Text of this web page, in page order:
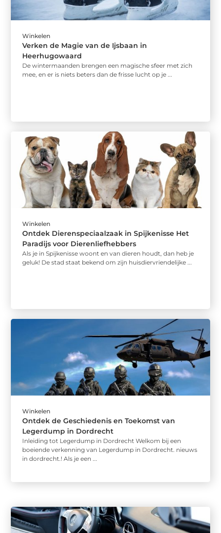
Winkelen
Verken de Magie van de Ijsbaan in
Heerhugowaard
De wintermaanden brengen een magische sfeer met zich
mee, en er is niets beters dan de frisse lucht op je ...
Winkelen
Ontdek Dierenspeciaalzaak in Spijkenisse Het
Paradijs voor Dierenliefhebbers
Als je in Spijkenisse woont en van dieren houdt, dan heb je
geluk! De stad staat bekend om zijn huisdiervriendelijke ...
Winkelen
Ontdek de Geschiedenis en Toekomst van
Legerdump in Dordrecht
Inleiding tot Legerdump in Dordrecht Welkom bij een
boeiende verkenning van Legerdump in Dordrecht. nieuws
in dordrecht.! Als je een ...